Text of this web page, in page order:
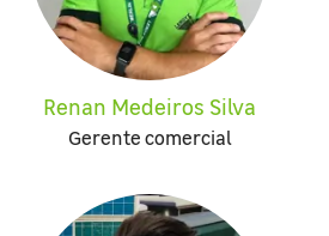
Renan Medeiros Silva
Gerente comercial